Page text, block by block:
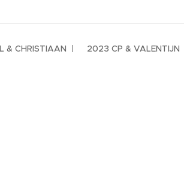
& CHRISTIAAN 2023 CP & VALENTIJN